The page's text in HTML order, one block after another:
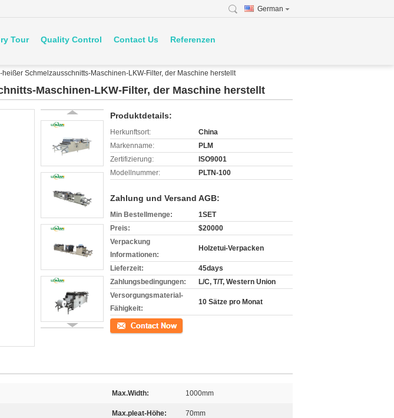
German
Tour Quality Control Contact Us Referenzen
Schmelzausschnitts-Maschinen-LKW-Filter, der Maschine herstellt
Maschinen-LKW-Filter, der Maschine herstellt
Produktdetails:
Herkunftsort:
China
Markenname:
PLM
Zertifizierung:
ISO9001
Modellnummer:
PLTN-100
Zahlung und Versand AGB:
Min Bestellmenge:
1SET
Preis:
$20000
Verpackung
Informationen:
Holzetui-Verpacken
Lieferzeit:
45days
Zahlungsbedingungen:
L/C, T/T, Western Union
Versorgungsmaterial-
Fähigkeit:
10 Sätze pro Monat
Kontakt
Max.Width: 1000mm
Max.pleat-Höhe: 70mm